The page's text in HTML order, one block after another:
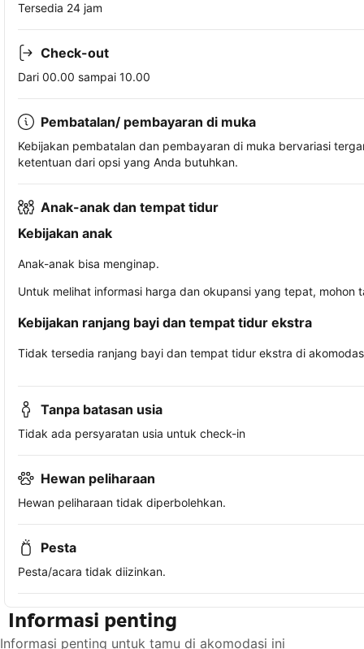
Tersedia 24 jam
Check-out
Dari 00.00 sampai 10.00
Pembatalan/ pembayaran di muka
Kebijakan pembatalan dan pembayaran di muka bervariasi
ketentuan dari opsi yang Anda butuhkan.
Anak-anak dan tempat tidur
Kebijakan anak
Anak-anak bisa menginap.
Untuk melihat informasi harga dan okupansi yang tepat,
Kebijakan ranjang bayi dan tempat tidur ekstra
Tidak tersedia ranjang bayi dan tempat tidur ekstra di
Tanpa batasan usia
Tidak ada persyaratan usia untuk check-in
Hewan peliharaan
Hewan peliharaan tidak diperbolehkan.
Pesta
Pesta/acara tidak diizinkan.
Informasi penting
Informasi penting untuk tamu di akomodasi ini